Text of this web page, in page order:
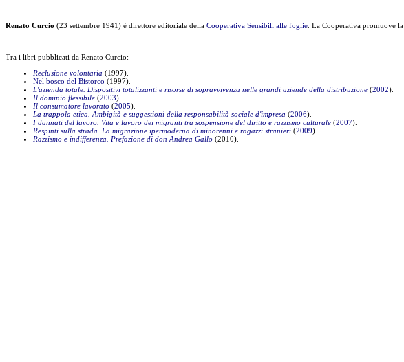
Renato Curcio (23 settembre 1941) è direttore editoriale della Cooperativa Sensibili alle foglie . La Cooperativa promuove la
Tra i libri pubblicati da Renato Curcio:
Reclusione volontaria (1997).
Nel bosco del Bistorco (1997).
L'azienda totale. Dispositivi totalizzanti e risorse di sopravvivenza nelle grandi aziende della distribuzione (2002).
Il dominio flessibile (2003).
Il consumatore lavorato (2005).
La trappola etica. Ambigità e suggestioni della responsabilità sociale d'impresa (2006).
I dannati del lavoro. Vita e lavoro dei migranti tra sospensione del diritto e razzismo culturale (2007).
Respinti sulla strada. La migrazione ipermoderna di minorenni e ragazzi stranieri (2009).
Razzismo e indifferenza. Prefazione di don Andrea Gallo (2010).